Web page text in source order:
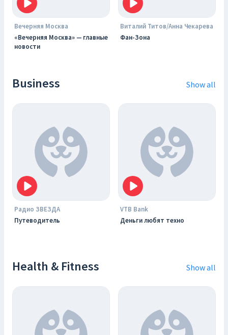
Вечерняя Москва
«Вечерняя Москва» — главные
новости
Виталий Титов/Анна Чекарева
Фан-Зона
Business Show all
Радио ЗВЕЗДА
Путеводитель
VTB Bank
Деньги любят техно
Health & Fitness Show all